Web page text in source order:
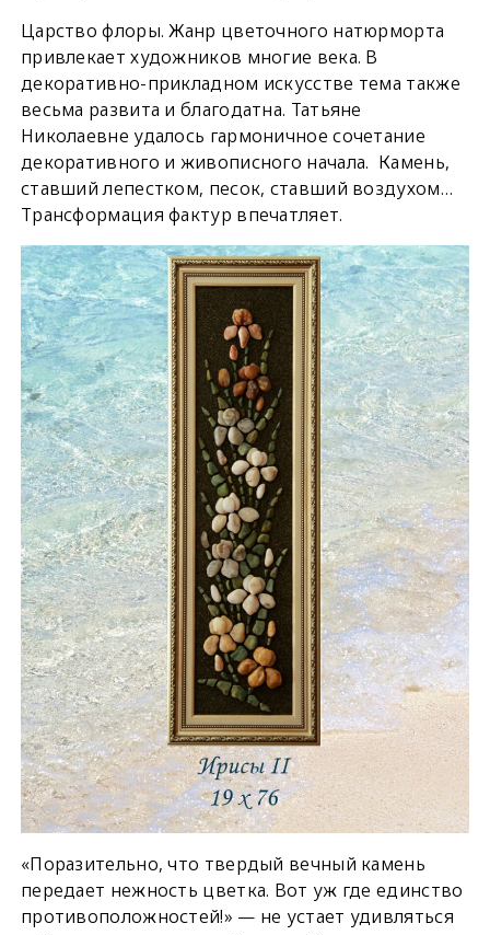
Царство флоры. Жанр цветочного натюрморта
привлекает художников многие века. В
декоративно-прикладном искусстве тема также
весьма развита и благодатна. Татьяне
Николаевне удалось гармоничное сочетание
декоративного и живописного начала. Камень,
ставший лепестком, песок, ставший воздухом…
Трансформация фактур впечатляет.
«Поразительно, что твердый вечный камень
передает нежность цветка. Вот уж где единство
противоположностей!» — не устает удивляться